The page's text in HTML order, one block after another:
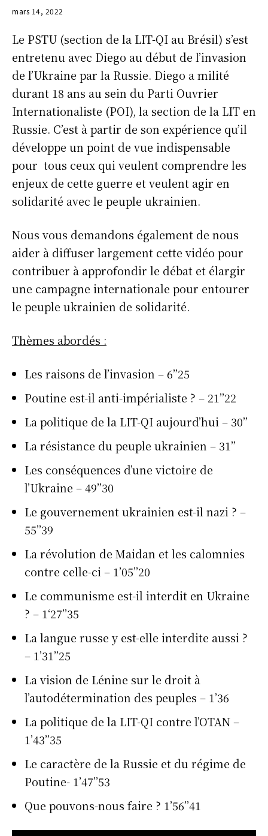
mars 14, 2022
Le PSTU (section de la LIT-QI au Brésil) s’est
entretenu avec Diego au début de l’invasion
de l’Ukraine par la Russie. Diego a milité
durant 18 ans au sein du Parti Ouvrier
Internationaliste (POI), la section de la LIT en
Russie. C’est à partir de son expérience qu’il
développe un point de vue indispensable
pour tous ceux qui veulent comprendre les
enjeux de cette guerre et veulent agir en
solidarité avec le peuple ukrainien.
Nous vous demandons également de nous
aider à diffuser largement cette vidéo pour
contribuer à approfondir le débat et élargir
une campagne internationale pour entourer
le peuple ukrainien de solidarité.
Thèmes abordés :
Les raisons de l’invasion – 6’’25
Poutine est-il anti-impérialiste ? – 21’’22
La politique de la LIT-QI aujourd’hui – 30’’
La résistance du peuple ukrainien – 31’’
Les conséquences d’une victoire de
l’Ukraine – 49’’30
Le gouvernement ukrainien est-il nazi ? –
55’’39
La révolution de Maidan et les calomnies
contre celle-ci – 1’05’’20
Le communisme est-il interdit en Ukraine
? – 1‘27’’35
La langue russe y est-elle interdite aussi ?
– 1’31’’25
La vision de Lénine sur le droit à
l’autodétermination des peuples – 1’36
La politique de la LIT-QI contre l’OTAN –
1’43’’35
Le caractère de la Russie et du régime de
Poutine- 1’47’’53
Que pouvons-nous faire ? 1’56’’41